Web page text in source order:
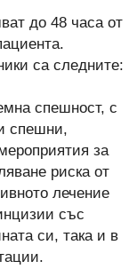
до 48 часа от
са следните:
спешност, с
спешни,
за
риска от
лечение
със
си, така и в